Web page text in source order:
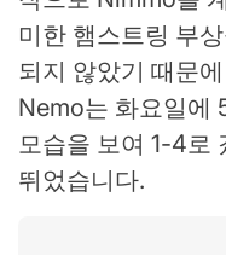
미한 햄스트링 부
되지 않았기 때문
Nemo는 화요일에
모습을 보여 1-4로
뛰었습니다.